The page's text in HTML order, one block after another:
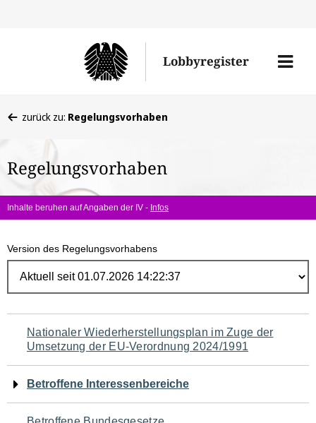
Lobbyregister
Menü
befinden
hier:
zurück zu: Regelungsvorhaben
Regelungsvorhaben
Inhalte beruhen auf Angaben der IV - Infos
Version des Regelungsvorhabens
Navigation
für
den
Seiteninhalt
Nationaler Wiederherstellungsplan im Zuge der
Umsetzung der EU-Verordnung 2024/1991
Betroffene Interessenbereiche